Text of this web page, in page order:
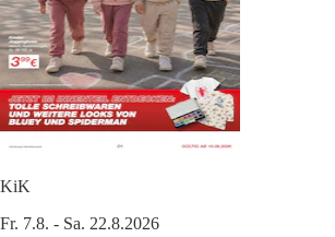
KiK
Fr. 7.8. - Sa. 22.8.2026